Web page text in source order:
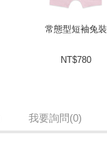
常態型短袖兔裝
NT$780
我要詢問(0)